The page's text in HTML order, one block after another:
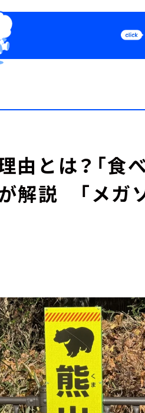
Podcast
由とは？「食
解説 「メガ